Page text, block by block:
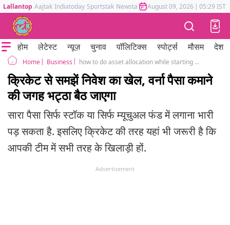
Lallantop Aajtak Indiatoday Sportstak Newstak Mumbai Tak Astrotak
August 09, 2026 | 05:29 IST
होम लेटेस्ट न्यूज़ चुनाव पॉलिटिक्स स्पोर्ट्स मौसम देश
Home Business how to do asset allocation while starting investment
क्रिकेट से समझें निवेश का खेल, वर्ना पैसा कमाने
की जगह भट्ठा बैठ जाएगा
सारा पैसा सिर्फ स्टॉक या सिर्फ म्यूचुअल फंड में लगाना भारी
पड़ सकता है. इसलिए क्रिकेट की तरह यहां भी जरूरी है कि
आपकी टीम में सभी तरह के खिलाड़ी हों.
Advertisement